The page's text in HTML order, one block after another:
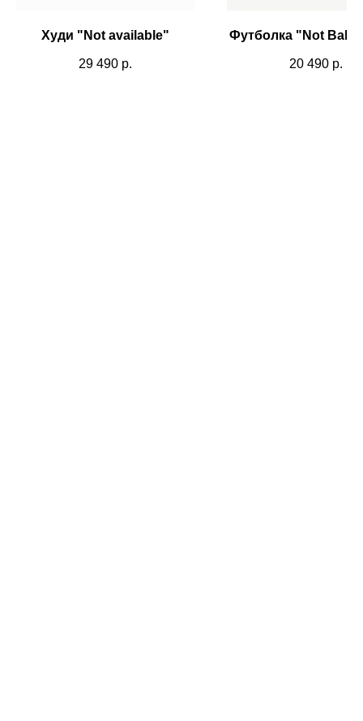
Худи "Not available"
29 490 р.
Футболка "Not
20 490 р.